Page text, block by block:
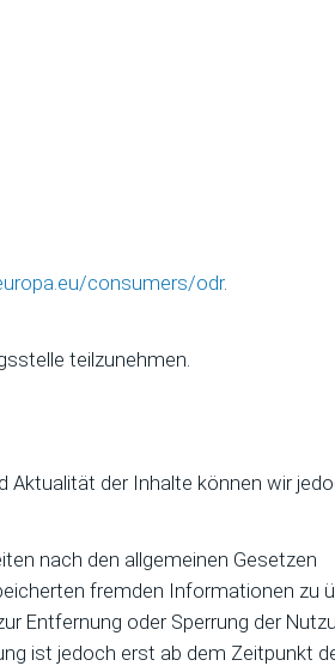
consumers/odr.
teilzunehmen.
Aktualität der Inhalte können wir
nach den allgemeinen Gesetzen
fremden Informationen zu
Entfernung oder Sperrung der
ist jedoch erst ab dem Zeitpunkt